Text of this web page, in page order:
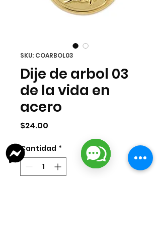
SKU: COARBOL03
Dije de arbol 03
de la vida en
acero
$24.00
Cantidad *